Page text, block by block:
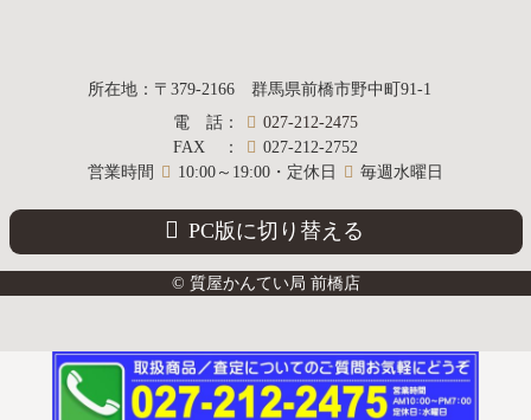
質屋かんてい局
前橋店
所在地 ： 〒379-2166群馬県前橋市野中町91-1
電話 ：
027-212-2475
FAX
：
027-212-2752
営業時間
10:00～19:00・定休日 毎週水曜日
PC版に切り替える
© 質屋かんてい局 前橋店